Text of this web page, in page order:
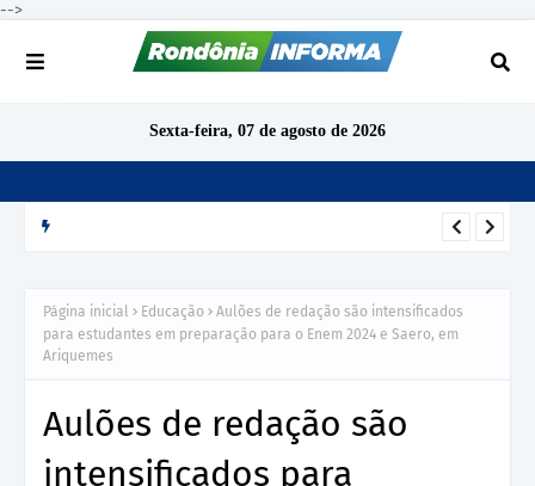
-->
Sexta-feira, 07 de agosto de 2026
Página inicial Educação
Aulões de redação são intensificados
para estudantes em preparação para o Enem 2024 e Saero, em
Ariquemes
Aulões de redação são
intensificados para